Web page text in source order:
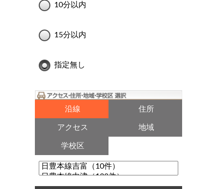
10分以内
15分以内
指定無し
沿線 住所
アクセス 地域
学校区